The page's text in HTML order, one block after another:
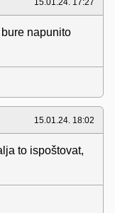
napunito
15.01.24. 18:02
to ispoštovat,